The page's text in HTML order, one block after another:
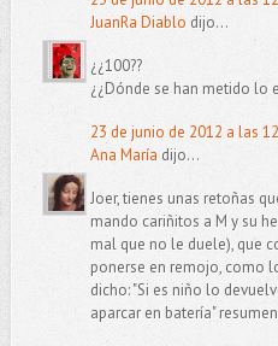
JuanRa Diablo dijo...
¿¿100??
¿¿Dónde se han metido lo
23 de junio de 2012 a las
Ana María dijo...
Joer, tienes unas retoñas
mando cariñitos a M y su
mal que no le duele), que
ponerse en remojo, como
dicho: "Si es niño lo
aparcar en batería"